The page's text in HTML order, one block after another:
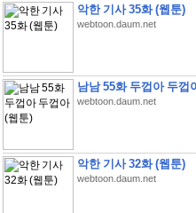
악한 기사 35화 (웹툰)
webtoon.daum.net
남남 55화 두껍아 두껍
webtoon.daum.net
악한 기사 32화 (웹툰)
webtoon.daum.net